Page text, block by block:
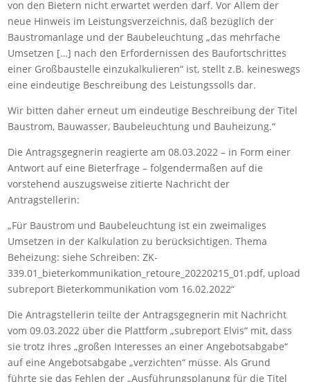
von den Bietern nicht erwartet werden darf. Vor Allem der
neue Hinweis im Leistungsverzeichnis, daß bezüglich der
Baustromanlage und der Baubeleuchtung „das mehrfache
Umsetzen […] nach den Erfordernissen des Baufortschrittes
einer Großbaustelle einzukalkulieren“ ist, stellt z.B. keineswegs
eine eindeutige Beschreibung des Leistungssolls dar.
Wir bitten daher erneut um eindeutige Beschreibung der Titel
Baustrom, Bauwasser, Baubeleuchtung und Bauheizung.“
Die Antragsgegnerin reagierte am 08.03.2022 – in Form einer
Antwort auf eine Bieterfrage – folgendermaßen auf die
vorstehend auszugsweise zitierte Nachricht der
Antragstellerin:
„Für Baustrom und Baubeleuchtung ist ein zweimaliges
Umsetzen in der Kalkulation zu berücksichtigen. Thema
Beheizung: siehe Schreiben: ZK-
339.01_bieterkommunikation_retoure_20220215_01.pdf, upload
subreport Bieterkommunikation vom 16.02.2022“
Die Antragstellerin teilte der Antragsgegnerin mit Nachricht
vom 09.03.2022 über die Plattform „subreport Elvis“ mit, dass
sie trotz ihres „großen Interesses an einer Angebotsabgabe“
auf eine Angebotsabgabe „verzichten“ müsse. Als Grund
führte sie das Fehlen der „Ausführungsplanung für die Titel